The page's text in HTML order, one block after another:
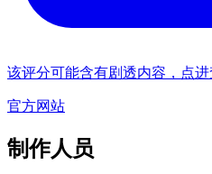
该评分可能含有剧透内容，点
官方网站
制作人员